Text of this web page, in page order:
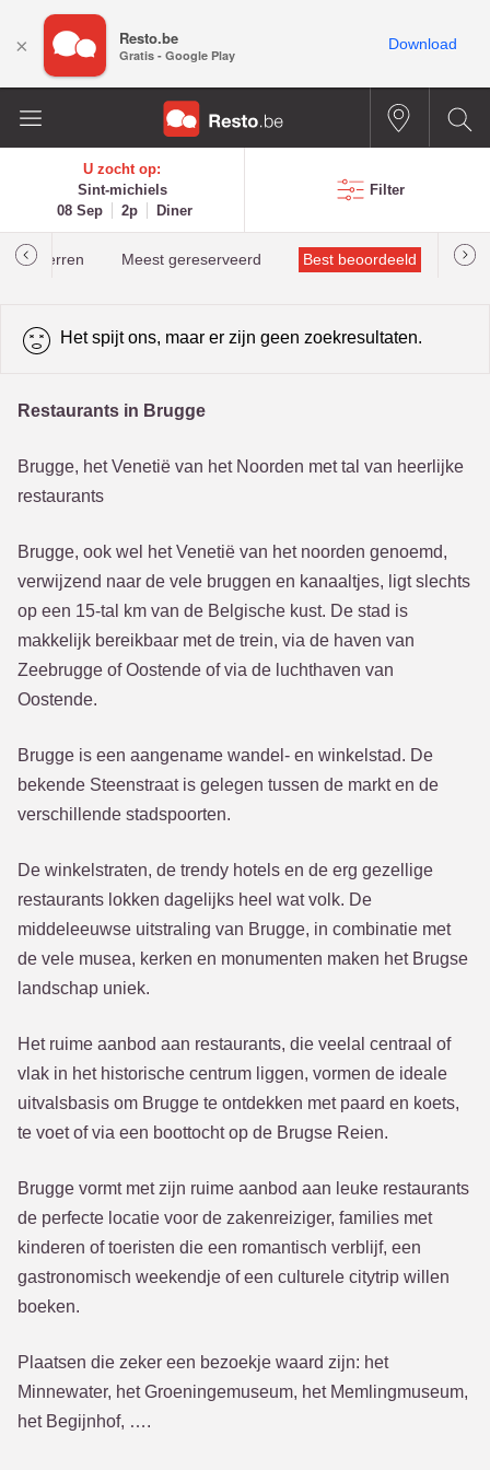
U zocht op:
Sint-michiels
08 Sep
2p Diner
Filter
Meest gereserveerd Best beoordeeld
Het spijt ons, maar er zijn geen zoekresultaten.
Restaurants in Brugge
Brugge, het Venetië van het Noorden met tal van heerlijke
restaurants
Brugge, ook wel het Venetië van het noorden genoemd,
verwijzend naar de vele bruggen en kanaaltjes, ligt slechts
op een 15-tal km van de Belgische kust. De stad is
makkelijk bereikbaar met de trein, via de haven van
Zeebrugge of Oostende of via de luchthaven van
Oostende.
Brugge is een aangename wandel- en winkelstad. De
bekende Steenstraat is gelegen tussen de markt en de
verschillende stadspoorten.
De winkelstraten, de trendy hotels en de erg gezellige
restaurants lokken dagelijks heel wat volk. De
middeleeuwse uitstraling van Brugge, in combinatie met
de vele musea, kerken en monumenten maken het Brugse
landschap uniek.
Het ruime aanbod aan restaurants, die veelal centraal of
vlak in het historische centrum liggen, vormen de ideale
uitvalsbasis om Brugge te ontdekken met paard en koets,
te voet of via een boottocht op de Brugse Reien.
Brugge vormt met zijn ruime aanbod aan leuke restaurants
de perfecte locatie voor de zakenreiziger, families met
kinderen of toeristen die een romantisch verblijf, een
gastronomisch weekendje of een culturele citytrip willen
boeken.
Plaatsen die zeker een bezoekje waard zijn: het
Minnewater, het Groeningemuseum, het Memlingmuseum,
het Begijnhof, ….
× Resto.be
Gratis - Google Play
Download